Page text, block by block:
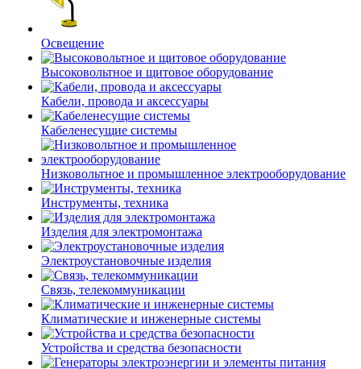
Освещение
Высоковольтное и щитовое оборудование
Кабели, провода и аксессуары
Кабеленесущие системы
Низковольтное и промышленное электрооборудование
Инструменты, техника
Изделия для электромонтажа
Электроустановочные изделия
Связь, телекоммуникации
Климатические и инженерные системы
Устройства и средства безопасности